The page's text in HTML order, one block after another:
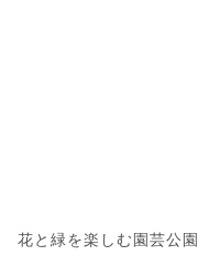
花と緑を楽しむ園芸公園